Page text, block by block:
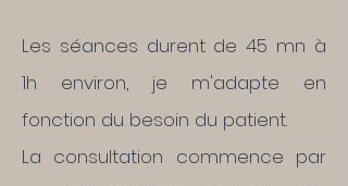
Les séances durent de 45 mn à
1h environ, je m'adapte en
fonction du besoin du patient.
La consultation commence par